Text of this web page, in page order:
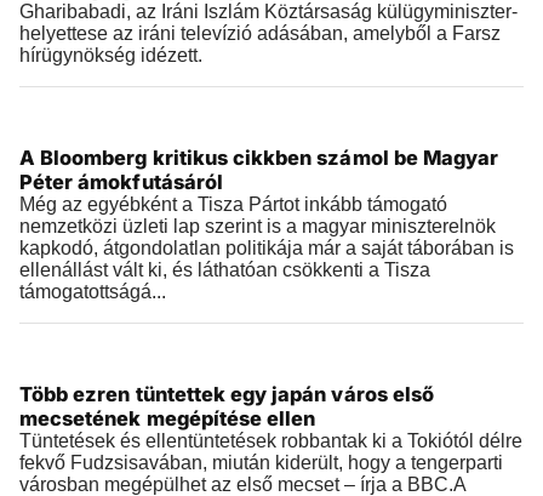
Gharibabadi, az Iráni Iszlám Köztársaság külügyminiszter-
helyettese az iráni televízió adásában, amelyből a Farsz
hírügynökség idézett.
2026.07.29 |07:07
A Bloomberg kritikus cikkben számol be Magyar
Péter ámokfutásáról
Még az egyébként a Tisza Pártot inkább támogató
nemzetközi üzleti lap szerint is a magyar miniszterelnök
kapkodó, átgondolatlan politikája már a saját táborában is
ellenállást vált ki, és láthatóan csökkenti a Tisza
támogatottságá...
2026.07.28 |21:03
Több ezren tüntettek egy japán város első
mecsetének megépítése ellen
Tüntetések és ellentüntetések robbantak ki a Tokiótól délre
fekvő Fudzsisavában, miután kiderült, hogy a tengerparti
városban megépülhet az első mecset – írja a BBC.A